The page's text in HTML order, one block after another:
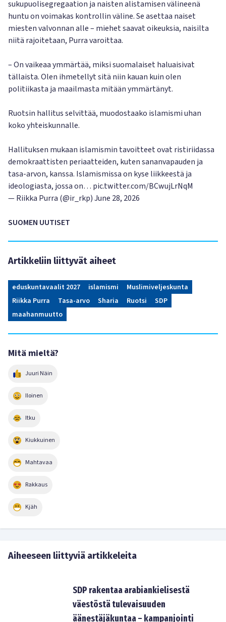
sukupuolisegregaation ja naisten alistamisen välineenä
huntu on voimakas kontrollin väline. Se asettaa naiset
miesten valvonnan alle – miehet saavat oikeuksia, naisilta
niitä rajoitetaan, Purra varoittaa.
– On vaikeaa ymmärtää, miksi suomalaiset haluaisivat
tällaista. Olen ihmetellyt sitä niin kauan kuin olen
politiikasta ja maailmasta mitään ymmärtänyt.
Ruotsin hallitus selvittää, muodostaako islamismi uhan
koko yhteiskunnalle.
Hallituksen mukaan islamismin tavoitteet ovat ristiriidassa
demokraattisten periaatteiden, kuten sananvapauden ja
tasa-arvon, kanssa. Islamismissa on kyse liikkeestä ja
ideologiasta, jossa on… pic.twitter.com/BCwujLrNqM
— Riikka Purra (@ir_rkp)June 28, 2026
SUOMEN UUTISET
Artikkeliin liittyvät aiheet
eduskuntavaalit 2027 islamismi
Muslimiveljeskunta
Riikka Purra
Tasa-arvo Sharia Ruotsi
SDP
maahanmuutto
Mitä mieltä?
Juuri Näin
Iloinen
Itku
Kiukkuinen
Mahtavaa
Rakkaus
Kjäh
Aiheeseen liittyviä artikkeleita
SDP rakentaa arabiankielisestä
väestöstä tulevaisuuden
äänestäjäkuntaa – kampanjointi